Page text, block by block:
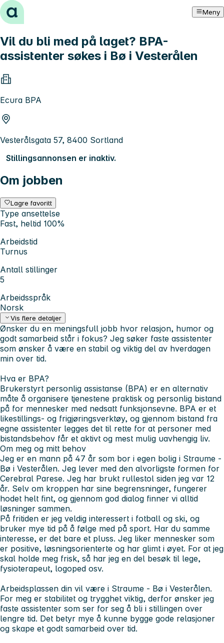
Hopp til innhold Meny
Vil du bli med på laget? BPA-
assistenter søkes i Bø i Vesterålen
Ecura BPA
Vesterålsgata 57, 8400 Sortland
Stillingsannonsen er inaktiv.
Om jobben
Lagre favoritt
Type ansettelse
Fast, heltid 100%
Arbeidstid
Turnus
Antall stillinger
5
Arbeidsspråk
Norsk
Vis flere detaljer
Ønsker du en meningsfull jobb hvor relasjon, humor og
godt samarbeid står i fokus? Jeg søker faste assistenter
som ønsker å være en stabil og viktig del av hverdagen
min over tid.
Hva er BPA?
Brukerstyrt personlig assistanse (BPA) er en alternativ
måte å organisere tjenestene praktisk og personlig bistand
på for mennesker med nedsatt funksjonsevne. BPA er et
likestillings- og frigjøringsverktøy, og gjennom bistand fra
egne assistenter legges det til rette for at personer med
bistandsbehov får et aktivt og mest mulig uavhengig liv.
Om meg og mitt behov
Jeg er en mann på 47 år som bor i egen bolig i Straume -
Bø i Vesterålen. Jeg lever med den alvorligste formen for
Cerebral Parese. Jeg har brukt rullestol siden jeg var 12
år. Selv om kroppen har sine begrensninger, fungerer
hodet helt fint, og gjennom god dialog finner vi alltid
løsninger sammen.
På fritiden er jeg veldig interessert i fotball og ski, og
bruker mye tid på å følge med på sport. Har du samme
interesse, er det bare et pluss. Jeg liker mennesker som
er positive, løsningsorienterte og har glimt i øyet. For at jeg
skal holde meg frisk, så har jeg en del besøk til lege,
fysioterapeut, logoped osv.
Arbeidsplassen din vil være i Straume - Bø i Vesterålen.
For meg er stabilitet og trygghet viktig, derfor ønsker jeg
faste assistenter som ser for seg å bli i stillingen over
lengre tid. Det betyr mye å kunne bygge gode relasjoner
og skape et godt samarbeid over tid.